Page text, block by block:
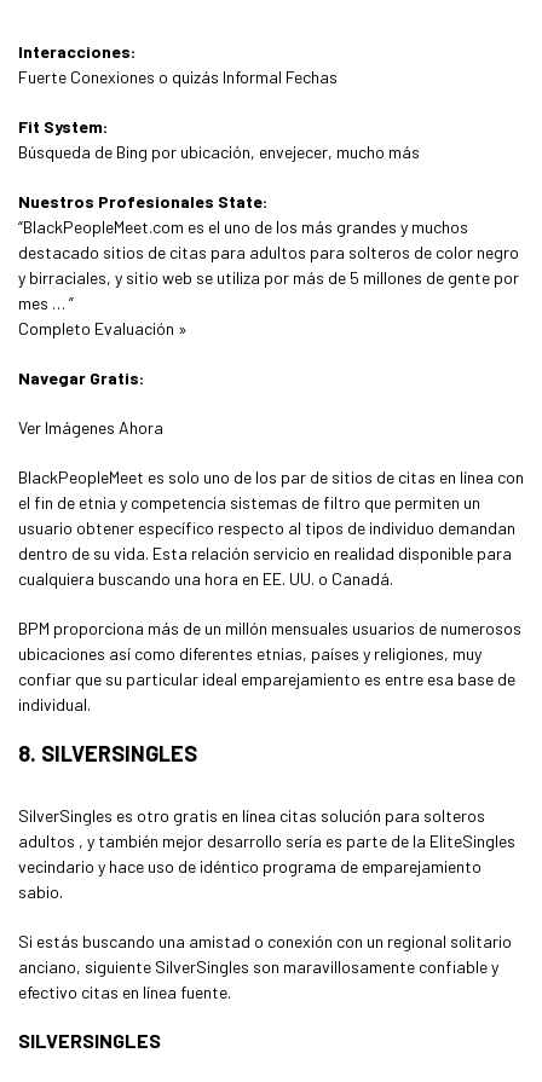
Interacciones:
Fuerte Conexiones o quizás Informal Fechas
Fit System:
Búsqueda de Bing por ubicación, envejecer, mucho más
Nuestros Profesionales State:
“BlackPeopleMeet.com es el uno de los más grandes y muchos
destacado sitios de citas para adultos para solteros de color negro
y birraciales, y sitio web se utiliza por más de 5 millones de gente por
mes … ”
Completo Evaluación »
Navegar Gratis:
Ver Imágenes Ahora
BlackPeopleMeet es solo uno de los par de sitios de citas en línea con
el fin de etnia y competencia sistemas de filtro que permiten un
usuario obtener específico respecto al tipos de individuo demandan
dentro de su vida. Esta relación servicio en realidad disponible para
cualquiera buscando una hora en EE. UU. o Canadá.
BPM proporciona más de un millón mensuales usuarios de numerosos
ubicaciones así como diferentes etnias, países y religiones, muy
confiar que su particular ideal emparejamiento es entre esa base de
individual.
8. SILVERSINGLES
SilverSingles es otro gratis en línea citas solución para solteros
adultos , y también mejor desarrollo sería es parte de la EliteSingles
vecindario y hace uso de idéntico programa de emparejamiento
sabio.
Si estás buscando una amistad o conexión con un regional solitario
anciano, siguiente SilverSingles son maravillosamente confiable y
efectivo citas en línea fuente.
SILVERSINGLES